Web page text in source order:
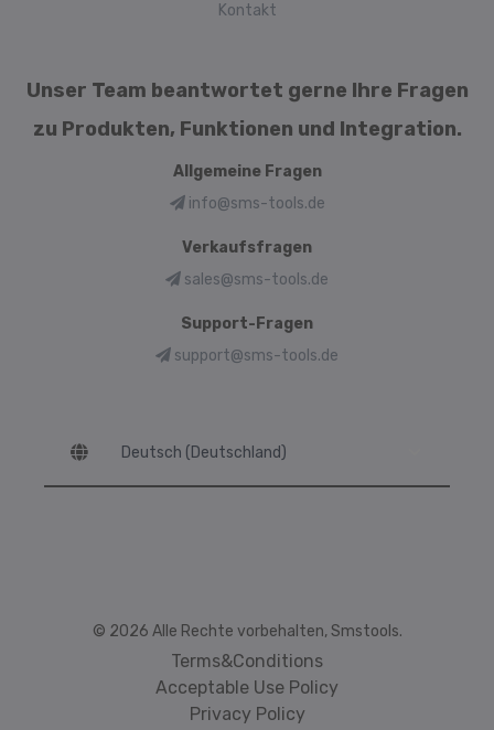
Kontakt
Unser Team beantwortet gerne Ihre Fragen
zu Produkten, Funktionen und Integration.
Allgemeine Fragen
info@sms-tools.de
Verkaufsfragen
sales@sms-tools.de
Support-Fragen
support@sms-tools.de
© 2026 Alle Rechte vorbehalten, Smstools.
Terms&Conditions
Acceptable Use Policy
Privacy Policy